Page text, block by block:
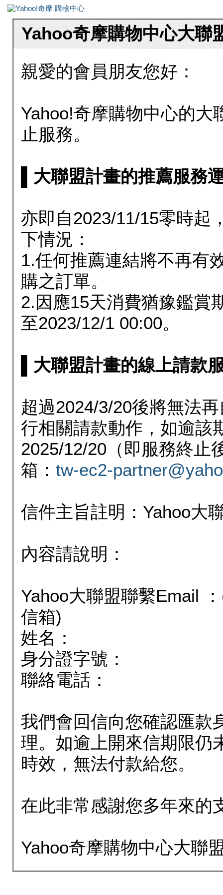
Yahoo奇摩購物中心大聯
親愛的會員朋友您好：
Yahoo!奇摩購物中心的大
止服務。
▌大聯盟計畫的推薦服務
亦即自2023/11/15零時起
下情況：
1.任何推薦連結將不再有
購之訂單。
2.因應15天消費猶豫鑑賞
至2023/12/1 00:00。
▌大聯盟計畫的線上請款
超過2024/3/20後將無法
行相關請款動作，如逾該
2025/12/20（即服務終止
箱： tw-ec2-
信件主旨註明：Yahoo大
內容請說明：
Yahoo大聯盟聯繫Email
信箱)
姓名：
身分證字號：
聯絡電話：
我們會回信向您確認匯款
理。如逾上開來信期限仍
時效，無法付款給您。
在此非常感謝您多年來的
Yahoo奇摩購物中心大